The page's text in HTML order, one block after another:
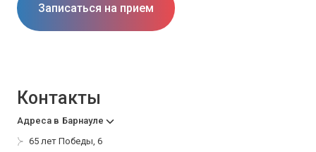
Записаться на прием
Контакты
Адреса в Барнауле
65 лет Победы, 6